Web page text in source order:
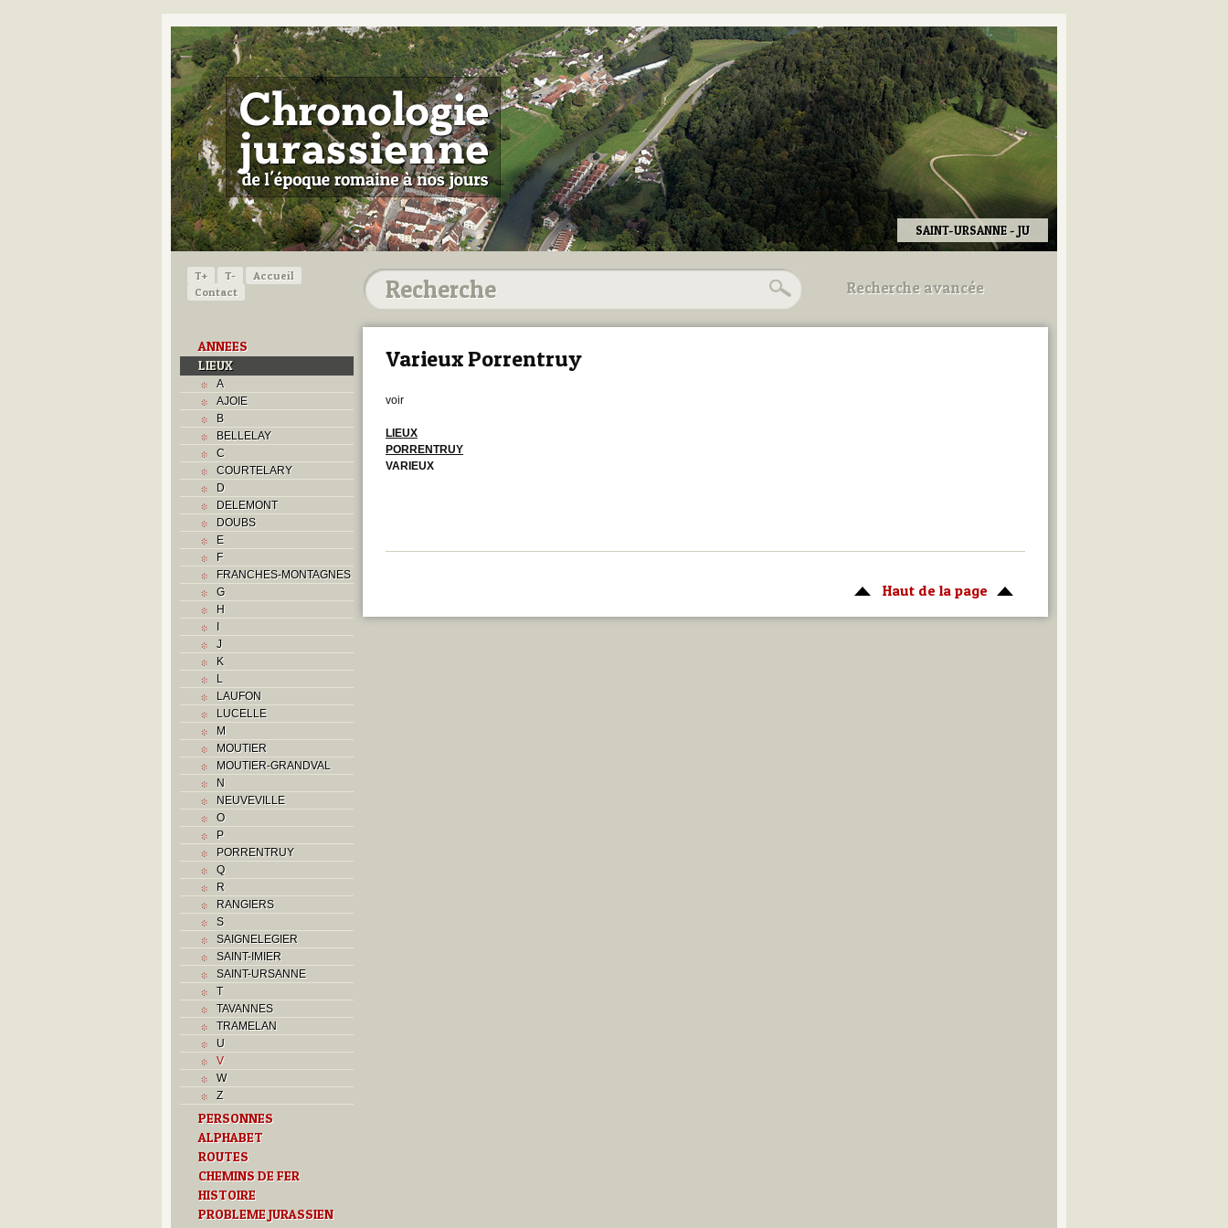
SAINT-URSANNE - JU
T+ T-
Accueil
Contact
ANNEES
LIEUX
A
AJOIE
B
BELLELAY
C
COURTELARY
D
DELEMONT
DOUBS
E
F
FRANCHES-MONTAGNES
G
H
I
J
K
L
LAUFON
LUCELLE
M
MOUTIER
MOUTIER-GRANDVAL
N
NEUVEVILLE
O
P
PORRENTRUY
Q
R
RANGIERS
S
SAIGNELEGIER
SAINT-IMIER
SAINT-URSANNE
T
TAVANNES
TRAMELAN
U
V
W
Z
PERSONNES
ALPHABET
ROUTES
CHEMINS DE FER
HISTOIRE
PROBLEME JURASSIEN
Recherche avancée
Utilisez les champs ci-dessous
Varieux Porrentruy
voir
LIEUX
PORRENTRUY
VARIEUX
Haut de la page